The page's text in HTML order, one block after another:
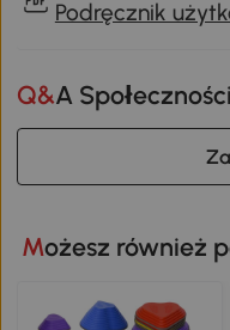
Podręcznik
Q&A
Możesz również